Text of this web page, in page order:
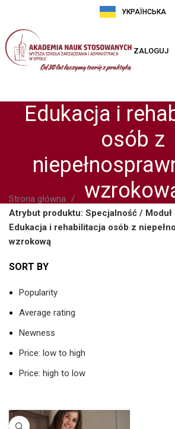
УКРАЇНСЬКА
ZALOGUJ
Edukacja i
osób z
Strona główna
Atrybut produktu: Specjalność / Moduł
Edukacja i rehabilitacja osób z
wzrokową
SORT BY
Popularity
Average rating
Newness
Price: low to high
Price: high to low